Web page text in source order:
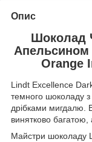
Опис
Шоколад
Апельсином
Orange
Lindt Excellence
темного шоколаду
дрібками мигдалю.
винятково
Майстри шоколаду